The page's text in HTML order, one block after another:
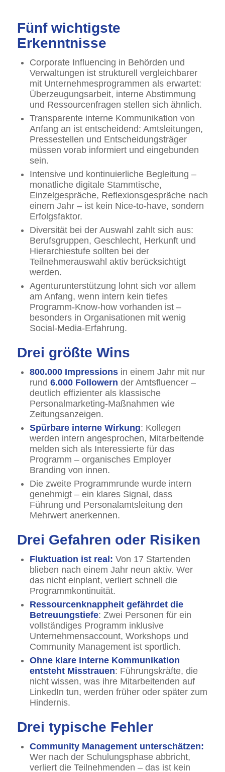
Fünf wichtigste
Erkenntnisse
Corporate Influencing in Behörden und
Verwaltungen ist strukturell vergleichbarer
mit Unternehmesprogrammen als erwartet:
Überzeugungsarbeit, interne Abstimmung
und Ressourcenfragen stellen sich ähnlich.
Transparente interne Kommunikation von
Anfang an ist entscheidend: Amtsleitungen,
Pressestellen und Entscheidungsträger
müssen vorab informiert und eingebunden
sein.
Intensive und kontinuierliche Begleitung –
monatliche digitale Stammtische,
Einzelgespräche, Reflexionsgespräche nach
einem Jahr – ist kein Nice-to-have, sondern
Erfolgsfaktor.
Diversität bei der Auswahl zahlt sich aus:
Berufsgruppen, Geschlecht, Herkunft und
Hierarchiestufe sollten bei der
Teilnehmerauswahl aktiv berücksichtigt
werden.
Agenturunterstützung lohnt sich vor allem
am Anfang, wenn intern kein tiefes
Programm-Know-how vorhanden ist –
besonders in Organisationen mit wenig
Social-Media-Erfahrung.
Drei größte Wins
800.000 Impressionsin einem Jahr mit nur
rund 6.000 Followern der Amtsfluencer –
deutlich effizienter als klassische
Personalmarketing-Maßnahmen wie
Zeitungsanzeigen.
Spürbare interne Wirkung: Kollegen
werden intern angesprochen, Mitarbeitende
melden sich als Interessierte für das
Programm – organisches Employer
Branding von innen.
Die zweite Programmrunde wurde intern
genehmigt – ein klares Signal, dass
Führung und Personalamtsleitung den
Mehrwert anerkennen.
Drei Gefahren oder Risiken
Fluktuation ist real: Von 17 Startenden
blieben nach einem Jahr neun aktiv. Wer
das nicht einplant, verliert schnell die
Programmkontinuität.
Ressourcenknappheit gefährdet die
Betreuungstiefe: Zwei Personen für ein
vollständiges Programm inklusive
Unternehmensaccount, Workshops und
Community Management ist sportlich.
Ohne klare interne Kommunikation
entsteht Misstrauen: Führungskräfte, die
nicht wissen, was ihre Mitarbeitenden auf
LinkedIn tun, werden früher oder später zum
Hindernis.
Drei typische Fehler
Community Management unterschätzen:
Wer nach der Schulungsphase abbricht,
verliert die Teilnehmenden – das ist kein